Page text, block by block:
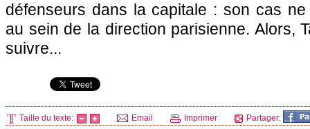
défenseurs dans la capitale : son cas
au sein de la direction parisienne. Alors,
suivre...
Taille du texte: Email Imprimer Partager: